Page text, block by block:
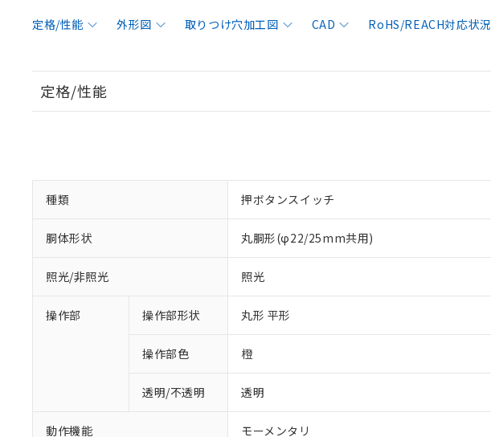
定格/性能 外形図 取りつけ穴加工図 CAD RoHS/REACH対応状況
定格/性能
種類 押ボタンスイッチ
胴体形状 丸胴形(φ22/25mm共用)
照光/非照光 照光
操作部 操作部形状 丸形 平形
操作部色 橙
透明/不透明 透明
動作機能 モーメンタリ